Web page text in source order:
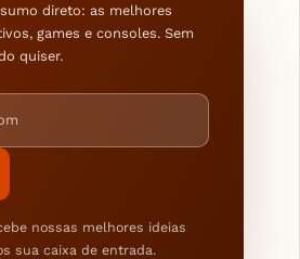
direto: as melhores
games e consoles. Sem
quiser.
nossas melhores ideias
sua caixa de entrada.